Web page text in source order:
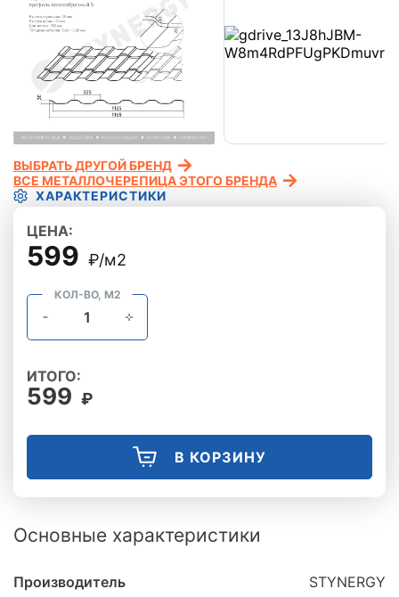
ХАРАКТЕРИСТИКИ
ВЫБРАТЬ ДРУГОЙ БРЕНД
ВСЕ МЕТАЛЛОЧЕРЕПИЦА ЭТОГО БРЕНДА
ЦЕНА:
599 ₽/м2
КОЛ-ВО, М2
ИТОГО:
599 ₽
В КОРЗИНУ
Основные характеристики
Производитель STYNERGY